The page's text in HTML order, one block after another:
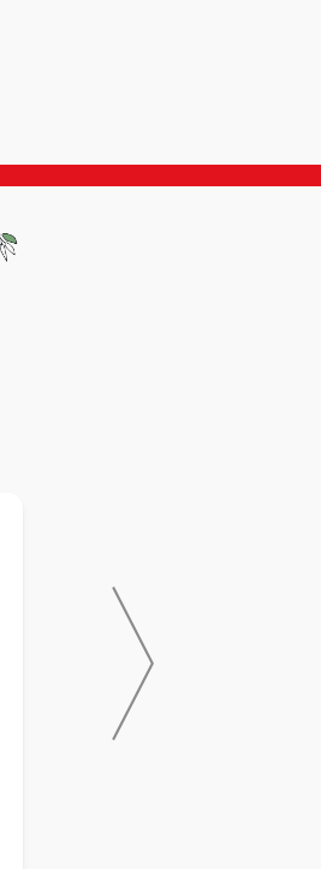
★
Très agréable surprise depuis votre
déménagement. Le personnel au
produits au top et une pharmacie
magnifique déco superbe. Tout y
le patron toujours un amour. Je vous